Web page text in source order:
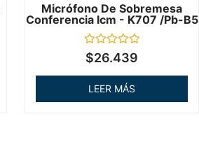
Micrófono De Sobremesa
Conferencia Icm - K707 /pb-B5
Valorado
en
de
5
$26.439
LEER MÁS